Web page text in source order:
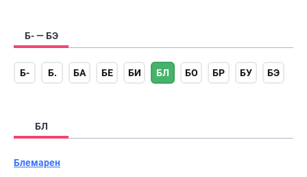
Б- — БЭ
Б- Б. БА БЕ БИ БЛ БО БР БУ БЭ
БЛ
Блемарен